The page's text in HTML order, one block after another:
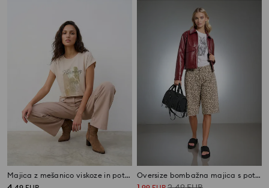
Majica z mešanico viskoze in potiskom Oversize bombažna majica s potiskom